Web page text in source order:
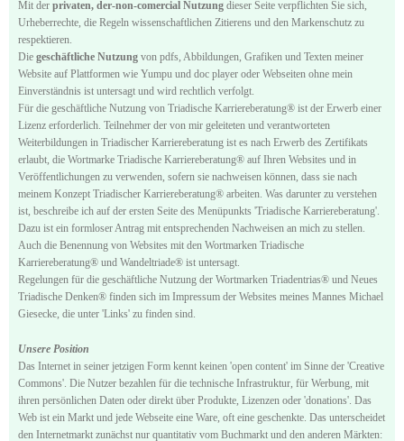
Mit der privaten, der-non-comercial Nutzung dieser Seite verpflichten Sie sich,
Urheberrechte, die Regeln wissenschaftlichen Zitierens und den Markenschutz zu
respektieren.
Die geschäftliche Nutzung von pdfs, Abbildungen, Grafiken und Texten meiner
Website auf Plattformen wie Yumpu und doc player oder Webseiten ohne mein
Einverständnis ist untersagt und wird rechtlich verfolgt.
Für die geschäftliche Nutzung von Triadische Karriereberatung® ist der Erwerb einer
Lizenz erforderlich. Teilnehmer der von mir geleiteten und verantworteten
Weiterbildungen in Triadischer Karriereberatung ist es nach Erwerb des Zertifikats
erlaubt, die Wortmarke Triadische Karriereberatung® auf Ihren Websites und in
Veröffentlichungen zu verwenden, sofern sie nachweisen können, dass sie nach
meinem Konzept Triadischer Karriereberatung® arbeiten. Was darunter zu verstehen
ist, beschreibe ich auf der ersten Seite des Menüpunkts 'Triadische Karriereberatung'.
Dazu ist ein formloser Antrag mit entsprechenden Nachweisen an mich zu stellen.
Auch die Benennung von Websites mit den Wortmarken Triadische
Karriereberatung® und Wandeltriade® ist untersagt.
Regelungen für die geschäftliche Nutzung der Wortmarken Triadentrias® und Neues
Triadische Denken® finden sich im Impressum der Websites meines Mannes Michael
Giesecke, die unter 'Links' zu finden sind.
Unsere Position
Das Internet in seiner jetzigen Form kennt keinen 'open content' im Sinne der 'Creative
Commons'. Die Nutzer bezahlen für die technische Infrastruktur, für Werbung, mit
ihren persönlichen Daten oder direkt über Produkte, Lizenzen oder 'donations'. Das
Web ist ein Markt und jede Webseite eine Ware, oft eine geschenkte. Das unterscheidet
den Internetmarkt zunächst nur quantitativ vom Buchmarkt und den anderen Märkten: